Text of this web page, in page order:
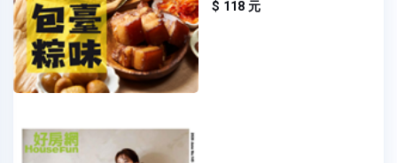
$ 118 元